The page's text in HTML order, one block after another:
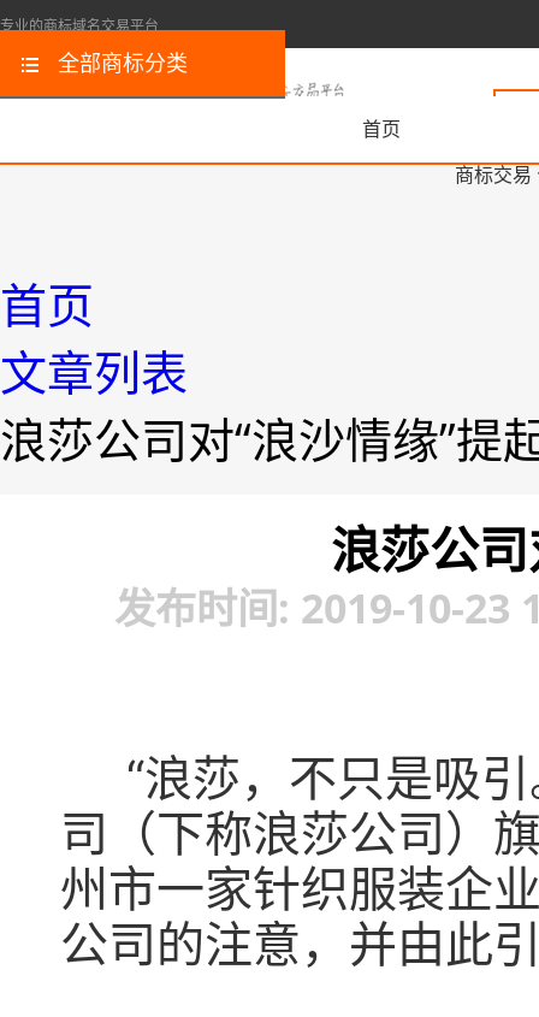
专业的商标域名交易平台
首页
商标交易
全部商标分类
首页
文章列表
浪莎公司对“浪沙情缘”提
浪莎公
发布时间: 2019-10-23
“浪莎，不只是吸引
司（下称浪莎公司）
州市一家针织服装企
公司的注意，并由此